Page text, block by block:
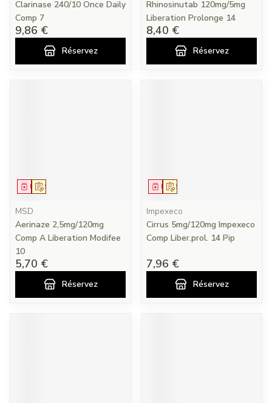
Clarinase 240/10 Once Daily
Comp 7
9,86 €
Réservez
Rhinosinutab 120mg/5mg
Liberation Prolonge 14
8,40 €
Réservez
Sur prescription
Médicament
MSD
Aerinaze 2,5mg/120mg
Comp A Liberation Modifee
10
5,70 €
Réservez
Sur prescription
Médicament
Impexeco
Cirrus 5mg/120mg Impexeco
Comp Liber.prol. 14 Pip
7,96 €
Réservez